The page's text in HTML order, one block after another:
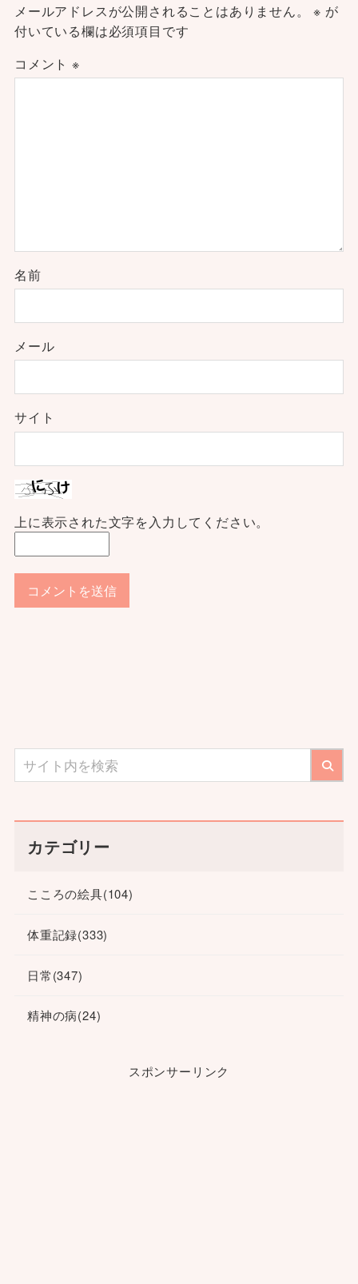
メールアドレスが公開されることはありません。 ※ が
付いている欄は必須項目です
コメント ※
名前
メール
サイト
上に表示された文字を入力してください。
カテゴリー
こころの絵具(104)
体重記録(333)
日常(347)
精神の病(24)
スポンサーリンク